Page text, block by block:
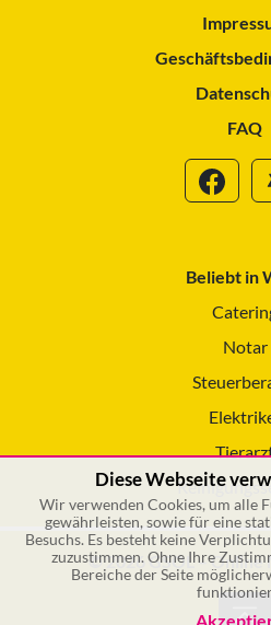
FAQ
Beliebt in
Notar
© 2026 GSOL –
Diese Webseite
Wir verwenden Cookies, um alle
gewährleisten, sowie für eine
Besuchs. Es besteht keine
zuzustimmen. Ohne Ihre
Bereiche der Seite